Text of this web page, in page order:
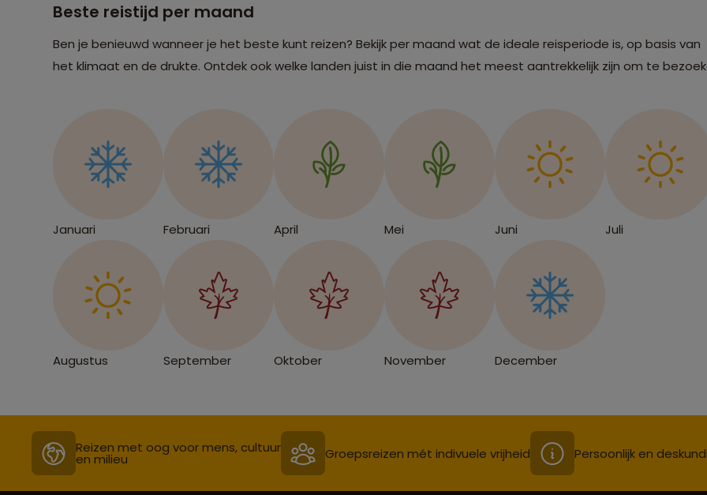
Beste reistijd per maand
Ben je benieuwd wanneer je het beste kunt reizen? Bekijk per maand wat de ideale reisperiode is, op basis van
het klimaat en de drukte. Ontdek ook welke landen juist in die maand het meest aantrekkelijk zijn om te
Januari Februari April Mei Juni Juli
Augustus September Oktober November December
Reizen met oog voor mens, cultuur
en milieu Groepsreizen mét indivuele vrijheid Persoonlijk en